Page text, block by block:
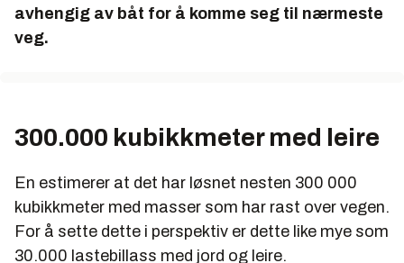
avhengig av båt for å komme seg til nærmeste
veg.
300.000 kubikkmeter med leire
En estimerer at det har løsnet nesten 300 000
kubikkmeter med masser som har rast over vegen.
For å sette dette i perspektiv er dette like mye som
30.000 lastebillass med jord og leire.